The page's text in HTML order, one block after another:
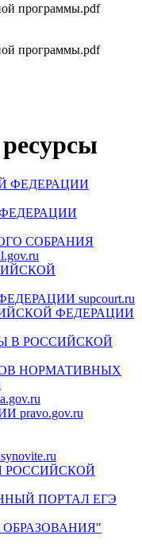
программы.pdf
программы.pdf
ФЕДЕРАЦИИ
СОБРАНИЯ
supcourt.ru
ФЕДЕРАЦИИ
В РОССИЙСКОЙ
НОРМАТИВНЫХ
pravo.gov.ru
РОССИЙСКОЙ
ПОРТАЛ ЕГЭ